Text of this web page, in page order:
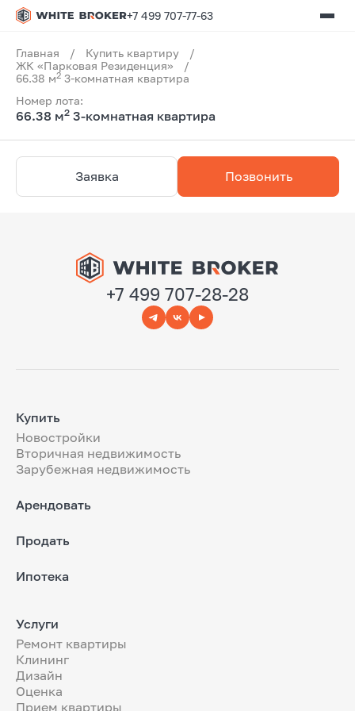
+7 499 707-77-63
Главная / Купить квартиру
/
ЖК «Парковая Резиденция»
/
66.38 м2 3-комнатная квартира
Номер лота:
66.38 м2 3-комнатная квартира
Заявка Позвонить
+7 499 707-28-28
Купить
Новостройки
Вторичная недвижимость
Зарубежная недвижимость
Арендовать
Продать
Ипотека
Услуги
Ремонт квартиры
Клининг
Дизайн
Оценка
Прием квартиры